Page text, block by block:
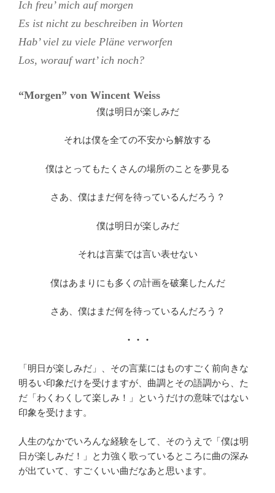
Ich freu’ mich auf morgen
Es ist nicht zu beschreiben in Wortеn
Hab’ viel zu viele Plänе verworfen
Los, worauf wart’ ich noch?
“Morgen” von Wincent Weiss
僕は明日が楽しみだ
それは僕を全ての不安から解放する
僕はとってもたくさんの場所のことを夢見る
さあ、僕はまだ何を待っているんだろう？
僕は明日が楽しみだ
それは言葉では言い表せない
僕はあまりにも多くの計画を破棄したんだ
さあ、僕はまだ何を待っているんだろう？
・・・
「明日が楽しみだ」、その言葉にはものすごく前向きな
明るい印象だけを受けますが、曲調とその語調から、た
だ「わくわくして楽しみ！」というだけの意味ではない
印象を受けます。
人生のなかでいろんな経験をして、そのうえで「僕は明
日が楽しみだ！」と力強く歌っているところに曲の深み
が出ていて、すごくいい曲だなあと思います。